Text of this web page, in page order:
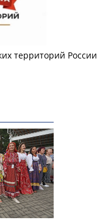
территорий России